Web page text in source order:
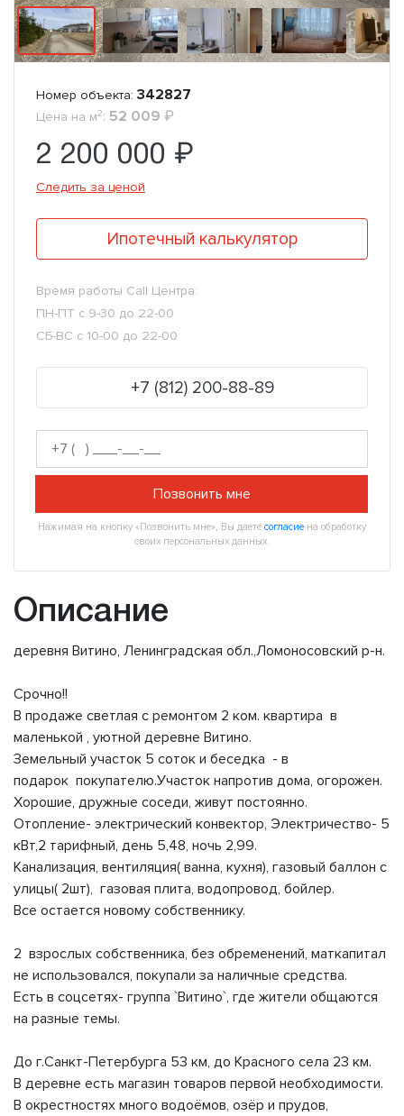
Номер объекта: 342827
Цена на м2: 52 009 ₽
2 200 000 ₽
Следить за ценой
Ипотечный калькулятор
Время работы Call Центра:
ПН-ПТ с 9-30 до 22-00
СБ-ВС с 10-00 до 22-00
+7 (812) 200-88-89
Позвонить мне
Нажимая на кнопку «Позвонить мне», Вы даете согласие на обработку
своих персональных данных.
Описание
деревня Витино, Ленинградская обл.,Ломоносовский р-н.
Срочно!!
В продаже светлая с ремонтом 2 ком. квартира в
маленькой , уютной деревне Витино.
Земельный участок 5 соток и беседка - в
подарок покупателю.Участок напротив дома, огорожен.
Хорошие, дружные соседи, живут постоянно.
Отопление- электрический конвектор, Электричество- 5
кВт,2 тарифный, день 5,48, ночь 2,99.
Канализация, вентиляция( ванна, кухня), газовый баллон с
улицы( 2шт), газовая плита, водопровод, бойлер.
Все остается новому собственнику.
2 взрослых собственника, без обременений, маткапитал
не использовался, покупали за наличные средства.
Есть в соцсетях- группа `Витино`, где жители общаются
на разные темы.
До г.Санкт-Петербурга 53 км, до Красного села 23 км.
В деревне есть магазин товаров первой необходимости.
В окрестностях много водоёмов, озёр и прудов,